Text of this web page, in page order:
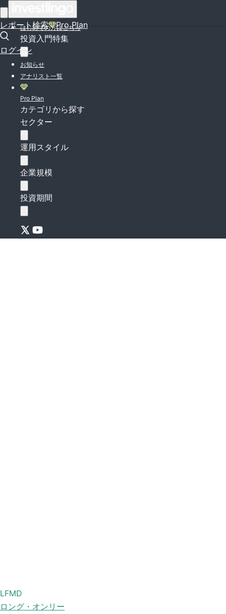
レポート検索 Pro Plan
ログイン
はじめての方はこちら
投資入門特集
お知らせ
アナリスト一覧
Pro Plan
カテゴリから探す
セクター
運用スタイル
企業規模
投資期間
LFMD
ロング・オンリー